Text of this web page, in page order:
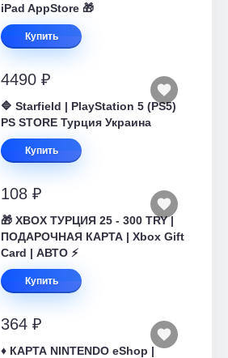
iPad AppStore 🎁
Купить
4490 ₽
🔷 Starfield | PlayStation 5 (PS5)
PS STORE Турция Украина
Купить
108 ₽
🎁 XBOX ТУРЦИЯ 25 - 300 TRY |
ПОДАРОЧНАЯ КАРТА | Xbox Gift
Card | АВТО ⚡
Купить
364 ₽
♦️ КАРТА NINTENDO eShop |